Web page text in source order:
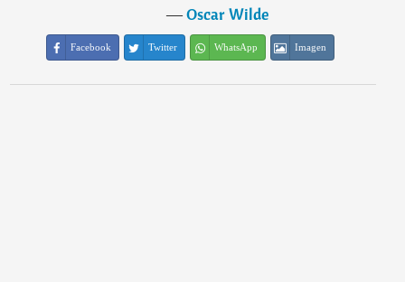
―Oscar Wilde
Facebook Twitter WhatsApp Imagen